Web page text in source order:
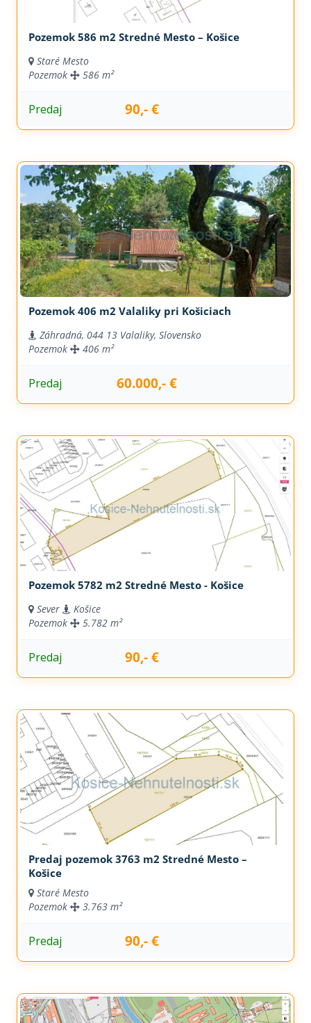
Pozemok 586 m2 Stredné Mesto – Košice
Staré Mesto
Pozemok
586 m²
Predaj 90,- €
Pozemok 406 m2 Valaliky pri Košiciach
Záhradná, 044 13 Valaliky, Slovensko
Pozemok
406 m²
Predaj 60.000,- €
Pozemok 5782 m2 Stredné Mesto - Košice
Sever
Košice
Pozemok
5.782 m²
Predaj 90,- €
Predaj pozemok 3763 m2 Stredné Mesto –
Košice
Staré Mesto
Pozemok
3.763 m²
Predaj 90,- €